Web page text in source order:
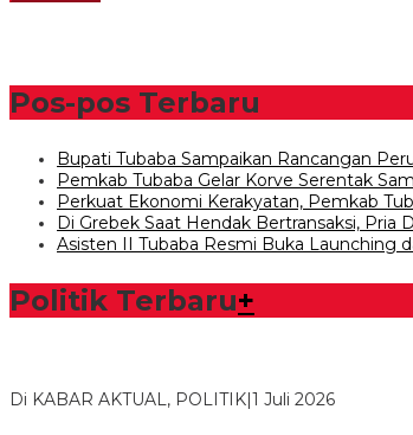
Pos-pos Terbaru
Bupati Tubaba Sampaikan Rancangan
Pemkab Tubaba Gelar Korve Serentak
Perkuat Ekonomi Kerakyatan, Pemkab
Di Grebek Saat Hendak Bertransaksi, Pria
Asisten II Tubaba Resmi Buka Launching
Politik Terbaru+
Di KABAR AKTUAL, POLITIK|1 Juli 2026